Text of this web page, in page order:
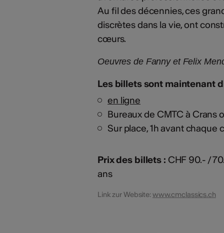
Au fil des décennies, ces
discrètes dans la vie, ont
cœurs.
Oeuvres de Fanny et Felix
Les billets sont maintenant
en ligne
Bureaux de CMTC à Crans
Sur place, 1h avant chaque
Prix des billets : CHF 90.- /
ans
Link zur Website: www.cmclassics.ch